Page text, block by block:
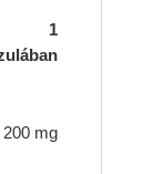
1
200 mg